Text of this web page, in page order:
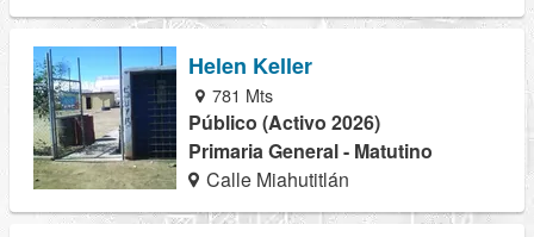
Helen Keller
781 Mts
Público (Activo 2026)
Primaria General - Matutino
Calle Miahutitlán